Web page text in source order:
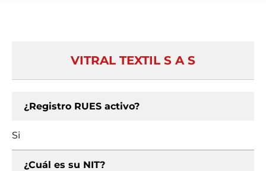
VITRAL TEXTIL S A S
¿Registro RUES activo?
Si
¿Cuál es su NIT?